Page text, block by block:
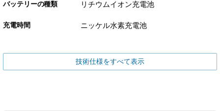
バッテリーの種類 リチウムイオン充電池
充電時間 ニッケル水素充電池
技術仕様をすべて表示